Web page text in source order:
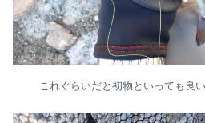
これぐらいだと初物といっても良